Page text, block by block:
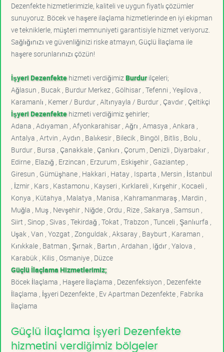
Dezenfekte hizmetlerimizle, kaliteli ve uygun fiyatlı çözümler
sunuyoruz. Böcek ve haşere ilaçlama hizmetlerinde en iyi ekipman
ve tekniklerle, müşteri memnuniyeti garantisiyle hizmet veriyoruz.
Sağlığınızı ve güvenliğinizi riske atmayın, Güçlü İlaçlama ile
haşere sorunlarınızı çözün!
İşyeri Dezenfektehizmeti verdiğimiz Burdurilçeleri;
Ağlasun , Bucak , Burdur Merkez , Gölhisar , Tefenni , Yeşilova ,
Karamanlı , Kemer / Burdur , Altınyayla / Burdur , Çavdır , Çeltikçi
İşyeri Dezenfektehizmeti verdiğimiz şehirler;
Adana , Adıyaman , Afyonkarahisar , Ağrı , Amasya , Ankara ,
Antalya , Artvin , Aydın , Balıkesir , Bilecik , Bingöl , Bitlis , Bolu ,
Burdur , Bursa , Çanakkale , Çankırı , Çorum , Denizli , Diyarbakır ,
Edirne , Elazığ , Erzincan , Erzurum , Eskişehir , Gaziantep ,
Giresun , Gümüşhane , Hakkari , Hatay , Isparta , Mersin , İstanbul
, İzmir , Kars , Kastamonu , Kayseri , Kırklareli , Kırşehir , Kocaeli ,
Konya , Kütahya , Malatya , Manisa , Kahramanmaraş , Mardin ,
Muğla , Muş , Nevşehir , Niğde , Ordu , Rize , Sakarya , Samsun ,
Siirt , Sinop , Sivas , Tekirdağ , Tokat , Trabzon , Tunceli , Şanlıurfa ,
Uşak , Van , Yozgat , Zonguldak , Aksaray , Bayburt , Karaman ,
Kırıkkale , Batman , Şırnak , Bartın , Ardahan , Iğdır , Yalova ,
Karabük , Kilis , Osmaniye , Düzce
Güçlü İlaçlama Hizmetlerimiz;
Böcek İlaçlama , Haşere İlaçlama , Dezenfeksiyon , Dezenfekte
İlaçlama , İşyeri Dezenfekte , Ev Apartman Dezenfekte , Fabrika
İlaçlama
Güçlü İlaçlama İşyeri Dezenfekte
hizmetini verdiğimiz bölgeler